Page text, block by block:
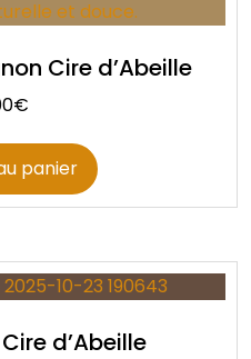
Cire d’Abeille
€
panier
d’Abeille